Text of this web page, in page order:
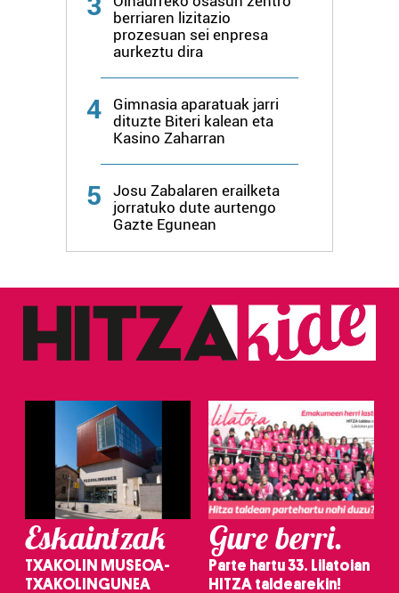
berriaren lizitazio
prozesuan sei enpresa
aurkeztu dira
4
Gimnasia aparatuak jarri
dituzte Biteri kalean eta
Kasino Zaharran
5
Josu Zabalaren erailketa
jorratuko dute aurtengo
Gazte Egunean
Eskaintzak
TXAKOLIN MUSEOA-
TXAKOLINGUNEA
Gure berri.
Parte hartu 33. Lilatoian
HITZA taldearekin!